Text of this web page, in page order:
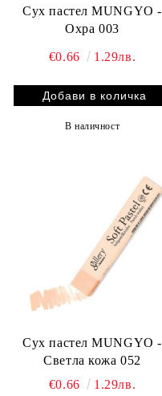
Сух пастел MUNGYO -
Охра 003
€0.66 1.29лв.
В наличност
Сух пастел MUNGYO -
Светла кожа 052
€0.66
1.29лв.